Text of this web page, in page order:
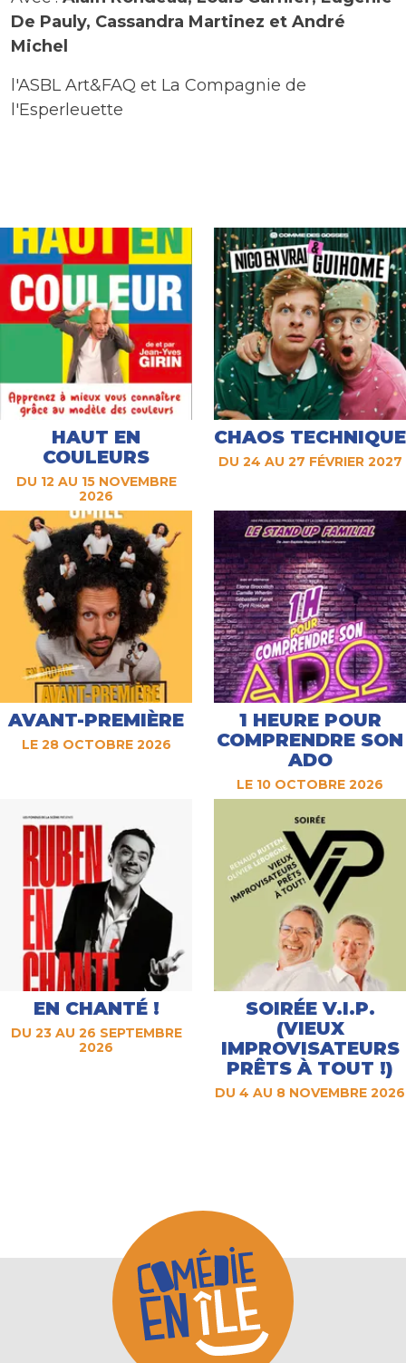
De Pauly, Cassandra Martinez et André
Michel
l'ASBL Art&FAQ et La Compagnie de
l'Esperleuette
HAUT EN
COULEURS
DU 12 AU 15 NOVEMBRE
2026
CHAOS TECHNIQUE
DU 24 AU 27 FÉVRIER 2027
AVANT-PREMIÈRE
LE 28 OCTOBRE 2026
1 HEURE POUR
COMPRENDRE SON
ADO
LE 10 OCTOBRE 2026
EN CHANTÉ !
DU 23 AU 26 SEPTEMBRE
2026
SOIRÉE V.I.P.
(VIEUX
IMPROVISATEURS
PRÊTS À TOUT !)
DU 4 AU 8 NOVEMBRE 2026